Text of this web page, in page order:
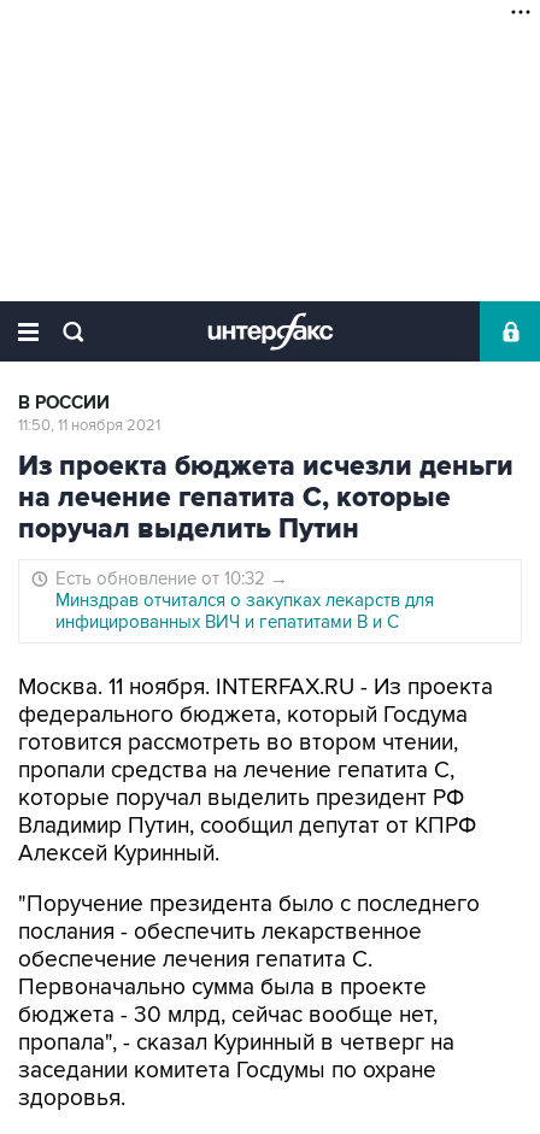
В РОССИИ
11:50, 11 ноября 2021
Из проекта бюджета исчезли деньги
на лечение гепатита С, которые
поручал выделить Путин
Есть обновление от 10:32 →
Минздрав отчитался о закупках лекарств для
инфицированных ВИЧ и гепатитами В и С
Москва. 11 ноября. INTERFAX.RU - Из проекта
федерального бюджета, который Госдума
готовится рассмотреть во втором чтении,
пропали средства на лечение гепатита С,
которые поручал выделить президент РФ
Владимир Путин, сообщил депутат от КПРФ
Алексей Куринный.
"Поручение президента было с последнего
послания - обеспечить лекарственное
обеспечение лечения гепатита С.
Первоначально сумма была в проекте
бюджета - 30 млрд, сейчас вообще нет,
пропала", - сказал Куринный в четверг на
заседании комитета Госдумы по охране
здоровья.